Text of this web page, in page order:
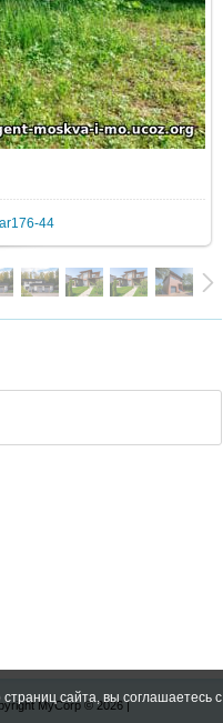
44
MyCorp © 2026|
сайта, вы соглашаетесь с